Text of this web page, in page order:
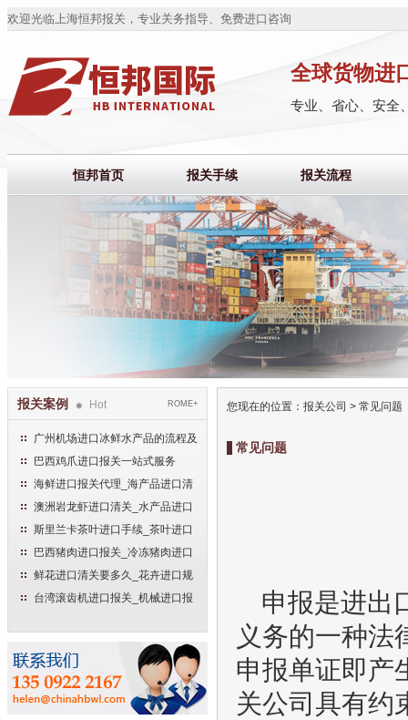
欢迎光临上海恒邦报关，专业关务指导、免费进口咨询
全球货物进
专业、省心、安全
恒邦首页 报关手续 报关流程
报关案例 Hot ROME+
广州机场进口冰鲜水产品的流程及
手续
巴西鸡爪进口报关一站式服务
海鲜进口报关代理_海产品进口清
关流程
澳洲岩龙虾进口清关_水产品进口
报关流程
斯里兰卡茶叶进口手续_茶叶进口
清关流程
巴西猪肉进口报关_冷冻猪肉进口
流程
鲜花进口清关要多久_花卉进口规
范申报流程
台湾滚齿机进口报关_机械进口报
您现在的位置： 报关公司 > 常见问题
常见问题
申报是进出
义务的一种法
申报单证即产
关公司具有约